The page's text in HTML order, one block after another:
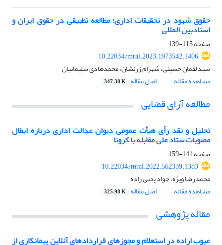
حقوق شهود در تحقیقات اداری؛ مطالعه تطبیقی در حقوق ایران و
اسنادبین المللی
صفحه115-139
10.22034/mral.2023.1973542.1406
سید لقمان حسینی، شهرام زرنشان، محمدهادی سلیمانیان
مشاهده مقاله
اصل مقاله 347.38 K
مطالعه آرای قضایی
تحلیل و نقد رأی هیأت عمومی دیوان عدالت اداری درباره ابطال
مصوبات ستاد ملی مقابله با کرونا
صفحه141-159
10.22034/mral.2022.562339.1383
محمدرضا ویژه، جواد یحیی زاده
مشاهده مقاله
اصل مقاله 325.98 K
مقاله پژوهشی
عیوب اراده در استعلام و مجوزهای قراردادهای آنلاین پیمانکاری از